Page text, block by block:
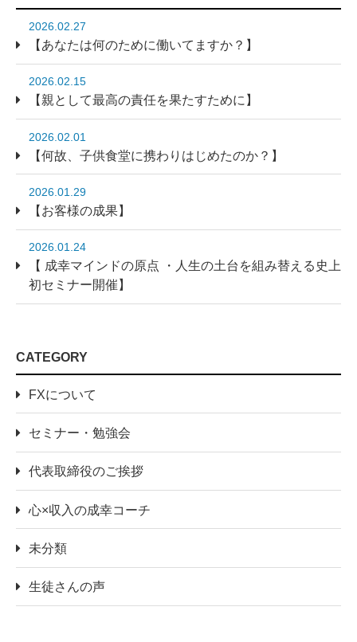
2026.02.27
【あなたは何のために働いてますか？】
2026.02.15
【親として最高の責任を果たすために】
2026.02.01
【何故、子供食堂に携わりはじめたのか？】
2026.01.29
【お客様の成果】
2026.01.24
【 成幸マインドの原点 ・人生の土台を組み替える史上
初セミナー開催】
CATEGORY
FXについて
セミナー・勉強会
代表取締役のご挨拶
心×収入の成幸コーチ
未分類
生徒さんの声